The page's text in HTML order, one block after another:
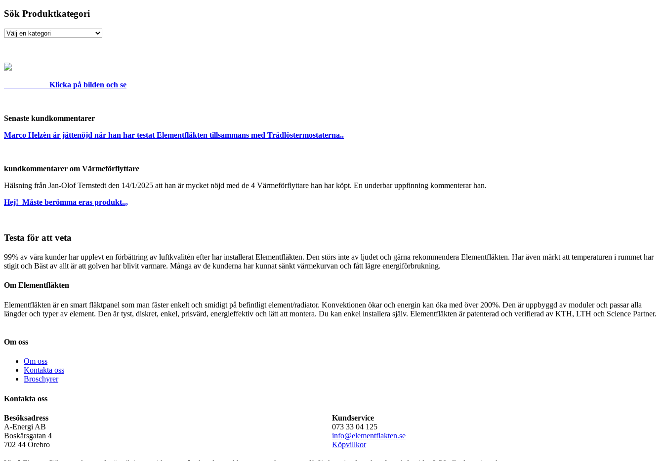
Sök Produktkategori
Klicka på bilden och se
Senaste kundkommentarer
Marco Helzèn är jättenöjd när han har testat Elementfläkten tillsammans med Trådlöstermostaterna..
kundkommentarer om Värmeförflyttare
Hälsning från Jan-Olof Ternstedt den 14/1/2025 att han är mycket nöjd med de 4 Värmeförflyttare han har köpt. En underbar uppfinning kommenterar han.
Hej! Måste berömma eras produkt..,
Testa för att veta
99% av våra kunder har upplevt en förbättring av luftkvalitén efter har installerat Elementfläkten. Den störs inte av ljudet och gärna rekommendera Elementfläkten. Har även märkt att temperaturen i rummet har
stigit och Bäst av allt är att golven har blivit varmare. Många av de kunderna har kunnat sänkt värmekurvan och fått lägre energiförbrukning.
Om Elementfläkten
Elementfläkten är en smart fläktpanel som man fäster enkelt och smidigt på befintligt element/radiator. Konvektionen ökar och energin kan öka med över 200%. Den är uppbyggd av moduler och passar alla
längder och typer av element. Den är tyst, diskret, enkel, prisvärd, energieffektiv och lätt att montera. Du kan enkel installera själv. Elementfläkten är patenterad och verifierad av KTH, LTH och Science Partner.
Om oss
Om oss
Kontakta oss
Broschyrer
Kontakta oss
Besöksadress
A-Energi AB
Boskärsgatan 4
702 44 Örebro
Kundservice
073 33 04 125
info@elementflakten.se
Köpvillkor